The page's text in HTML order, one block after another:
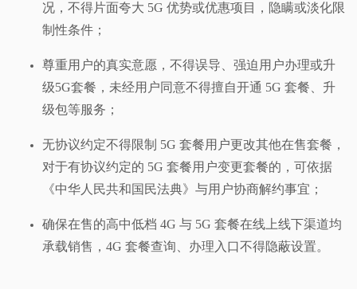
况，不得片面夸大 5G 优势或优惠项目，隐瞒或淡化限
制性条件；
尊重用户的真实意愿，不得误导、强迫用户办理或升
级5G套餐，未经用户同意不得擅自开通 5G 套餐、升
级包等服务；
无协议约定不得限制 5G 套餐用户更改其他在售套餐，
对于有协议约定的 5G 套餐用户变更套餐的，可依据
《中华人民共和国民法典》与用户协商解约事宜；
确保在售的高中低档 4G 与 5G 套餐在线上线下渠道均
承载销售，4G 套餐查询、办理入口不得隐蔽设置。